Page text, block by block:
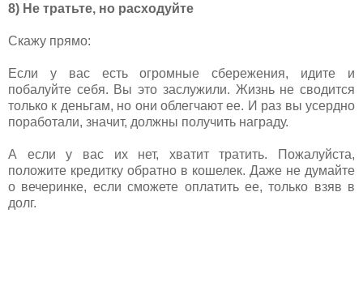
8) Не тратьте, но расходуйте
Скажу прямо:
Если у вас есть огромные сбережения, идите и
побалуйте себя. Вы это заслужили. Жизнь не сводится
только к деньгам, но они облегчают ее. И раз вы усердно
поработали, значит, должны получить награду.
А если у вас их нет, хватит тратить. Пожалуйста,
положите кредитку обратно в кошелек. Даже не думайте
о вечеринке, если сможете оплатить ее, только взяв в
долг.